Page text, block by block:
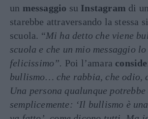
un messaggio su Instagram di
starebbe attraversando la stessa
scuola. “Mi ha detto che viene
scuola e che un mio messaggio
felicissimo”. Poi l’amara
bullismo… che rabbia, che odio,
Una persona qualunque
semplicemente: ‘Il bullismo è